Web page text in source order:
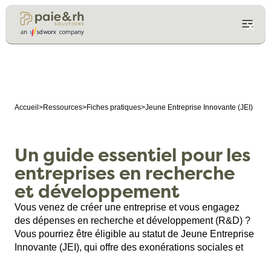
Accueil >Ressources>Fiches pratiques>Jeune Entreprise Innovante (JEI)
Un guide essentiel pour les
entreprises en recherche
et développement
Vous venez de créer une entreprise et vous engagez
des dépenses en recherche et développement (R&D) ?
Vous pourriez être éligible au statut de Jeune Entreprise
Innovante (JEI), qui offre des exonérations sociales et